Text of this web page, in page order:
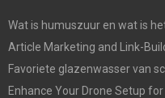
Wat is humuszuur en wat is
Article Marketing and Link-
Favoriete glazenwasser van
Enhance Your Drone Setup